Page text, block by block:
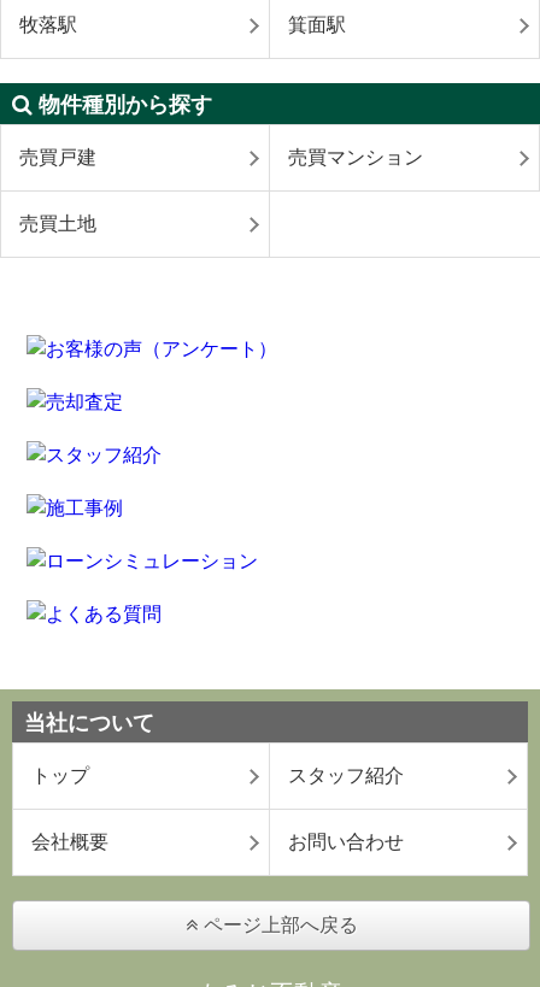
牧落駅 箕面駅
物件種別から探す
売買戸建 売買マンション
売買土地
当社について
トップ スタッフ紹介
会社概要 お問い合わせ
ページ上部へ戻る